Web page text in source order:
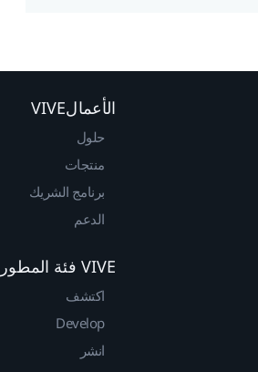
الأعمالVIVE
حلول
منتجات
برنامج الشريك
الدعم
VIVE فئة المطوريين
اكتشف
Develop
انشر